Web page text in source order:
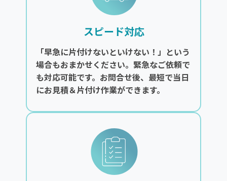
スピード対応
「早急に片付けないといけない！」という
場合もおまかせください。緊急なご依頼で
も対応可能です。お問合せ後、最短で当日
にお見積＆片付け作業ができます。